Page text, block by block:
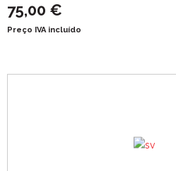
75,00 €
Preço IVA incluído